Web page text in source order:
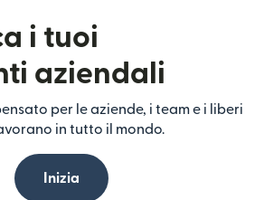
i tuoi
aziendali
per le aziende, i team e i liberi
in tutto il mondo.
Inizia